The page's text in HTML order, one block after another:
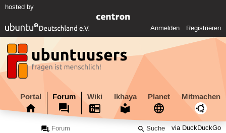
hosted by
Anmelden Registrieren
Portal Forum Wiki Ikhaya Planet Mitmachen
via DuckDuckGo